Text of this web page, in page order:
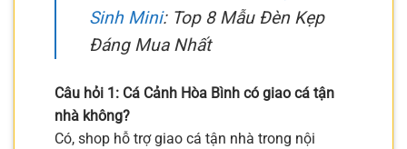
Sinh Mini: Top 8 Mẫu Đèn Kẹp
Đáng Mua Nhất
Câu hỏi 1: Cá Cảnh Hòa Bình có giao cá tận
nhà không?
Có, shop hỗ trợ giao cá tận nhà trong nội